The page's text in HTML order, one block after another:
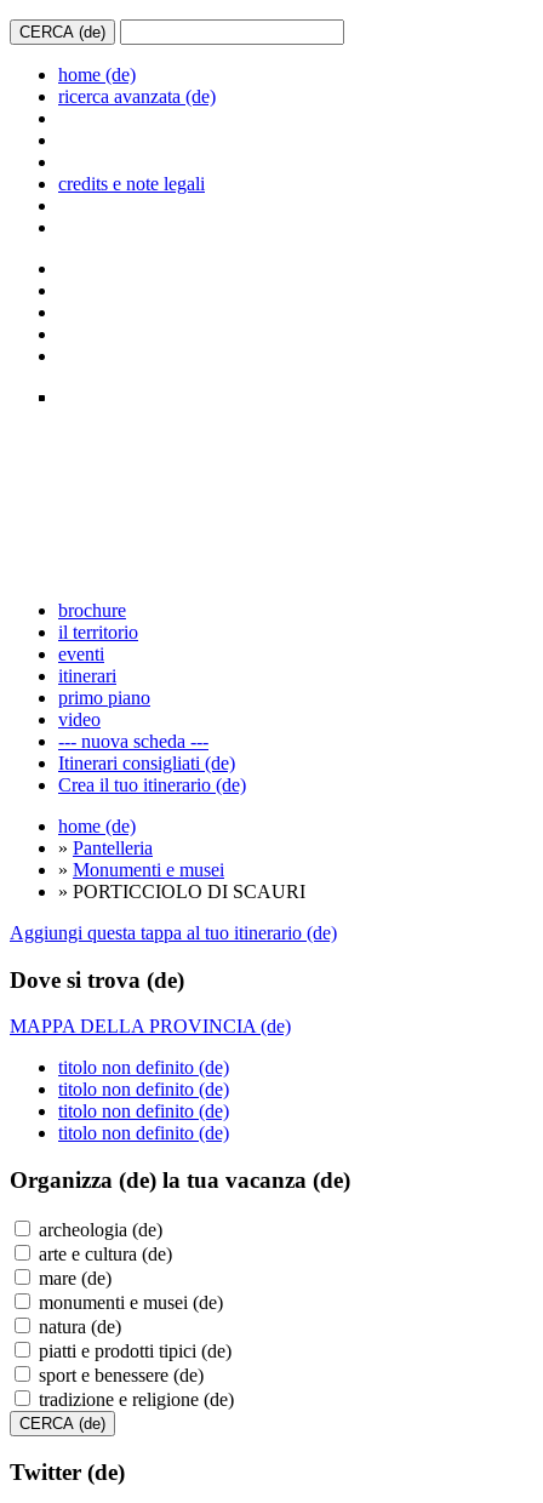
home (de)
ricerca avanzata (de)
credits e note legali
brochure
il territorio
eventi
itinerari
primo piano
video
--- nuova scheda ---
Itinerari consigliati (de)
Crea il tuo itinerario (de)
home (de)
» Pantelleria
» Monumenti e musei
» PORTICCIOLO DI SCAURI
Aggiungi questa tappa al tuo itinerario (de)
Dove si trova (de)
MAPPA DELLA PROVINCIA (de)
titolo non definito (de)
titolo non definito (de)
titolo non definito (de)
titolo non definito (de)
Organizza (de) la tua vacanza (de)
archeologia (de)
arte e cultura (de)
mare (de)
monumenti e musei (de)
natura (de)
piatti e prodotti tipici (de)
sport e benessere (de)
tradizione e religione (de)
Twitter (de)